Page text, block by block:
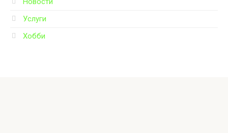
Услуги
Хобби